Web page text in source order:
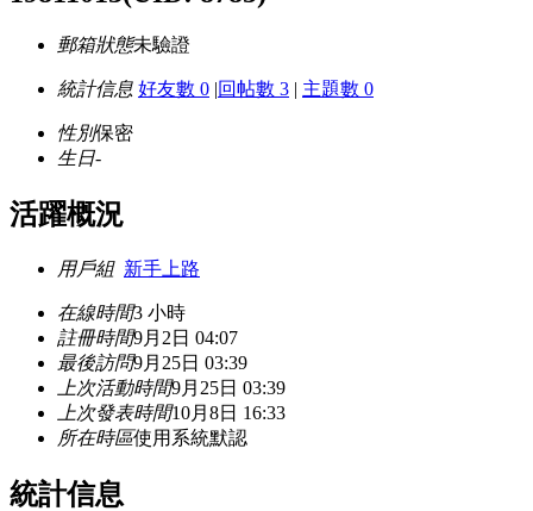
郵箱狀態未驗證
統計信息 好友數 0 |回帖數 3 | 主題數 0
性別保密
生日-
活躍概況
用戶組 新手上路
在線時間3 小時
註冊時間9月2日 04:07
最後訪問9月25日 03:39
上次活動時間9月25日 03:39
上次發表時間10月8日 16:33
所在時區使用系統默認
統計信息